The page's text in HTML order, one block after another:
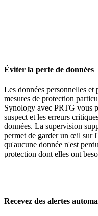
Éviter la perte de données
Les données personnelles et
mesures de protection
Synology avec PRTG vous
suspect et les erreurs
données. La supervision
permet de garder un œil sur
qu'aucune donnée n'est
protection dont elles ont
Recevez des alertes